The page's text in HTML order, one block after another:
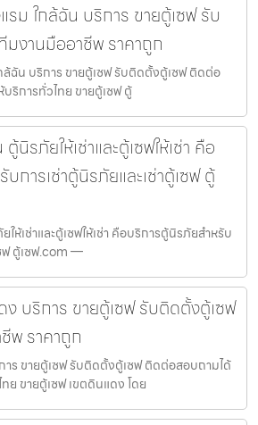
รม ใกล้ฉัน บริการ ขายตู้เซฟ รับ
งานมืออาชีพ ราคาถูก
ล้ฉัน บริการ ขายตู้เซฟ รับติดตั้งตู้เซฟ ติดต่อ
ริการทั่วไทย ขายตู้เซฟ ตู้
นิรภัยให้เช่าและตู้เซฟให้เช่า คือ
การเช่าตู้นิรภัยและเช่าตู้เซฟ ตู้
ห้เช่าและตู้เซฟให้เช่า คือบริการตู้นิรภัยสำหรับ
ฟ ตู้เซฟ.com —
ง บริการ ขายตู้เซฟ รับติดตั้งตู้เซฟ
พ ราคาถูก
าร ขายตู้เซฟ รับติดตั้งตู้เซฟ ติดต่อสอบถามได้
ย ขายตู้เซฟ เขตดินแดง โดย